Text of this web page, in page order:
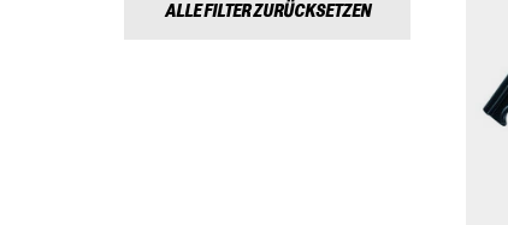
ALLE FILTER ZURÜCKSETZEN